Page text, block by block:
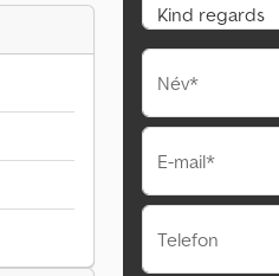
Név*
E-mail*
Telefon